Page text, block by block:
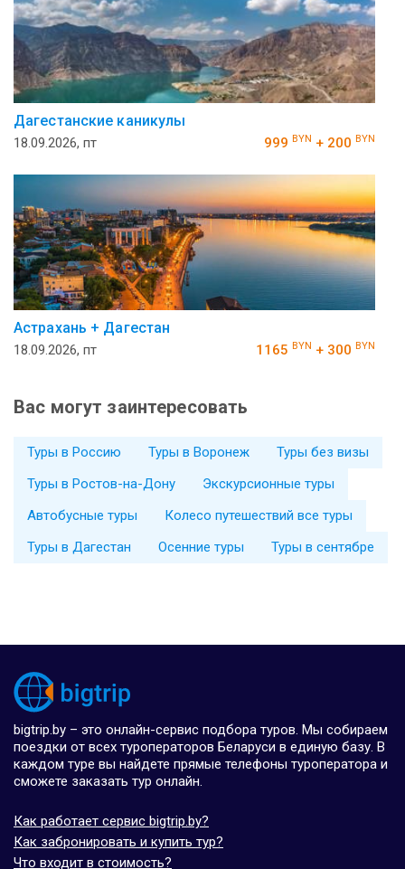
Дагестанские каникулы
18.09.2026, пт 999 BYN + 200 BYN
Астрахань + Дагестан
18.09.2026, пт 1165 BYN + 300 BYN
Вас могут заинтересовать
Туры в Россию Туры в Воронеж
Туры без визы
Туры в Ростов-на-Дону
Экскурсионные туры
Автобусные туры
Колесо путешествий все туры
Туры в Дагестан
Осенние туры Туры в сентябре
bigtrip.by – это онлайн-сервис подбора туров. Мы собираем
поездки от всех туроператоров Беларуси в единую базу. В
каждом туре вы найдете прямые телефоны туроператора и
сможете заказать тур онлайн.
Как работает сервис bigtrip.by?
Как забронировать и купить тур?
Что входит в стоимость?